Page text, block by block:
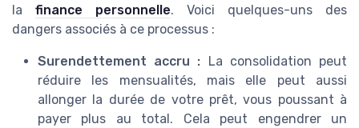
la finance personnelle. Voici quelques-uns des
dangers associés à ce processus :
Surendettement accru : La consolidation peut
réduire les mensualités, mais elle peut aussi
allonger la durée de votre prêt, vous poussant à
payer plus au total. Cela peut engendrer un